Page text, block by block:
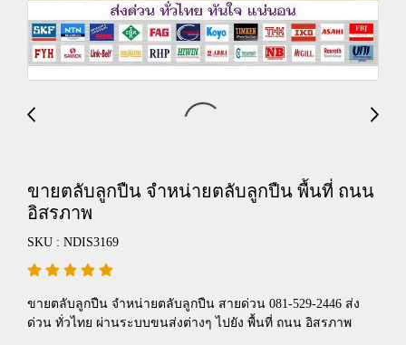
ขายตลับลูกปืน จำหน่ายตลับลูกปืน พื้นที่ ถนน
อิสรภาพ
SKU : NDIS3169
ขายตลับลูกปืน จำหน่ายตลับลูกปืน สายด่วน 081-529-2446 ส่ง
ด่วน ทั่วไทย ผ่านระบบขนส่งต่างๆ ไปยัง พื้นที่ ถนน อิสรภาพ